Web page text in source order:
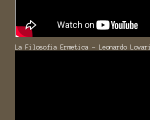
La Filosofia Ermetica - Leonardo Lovari